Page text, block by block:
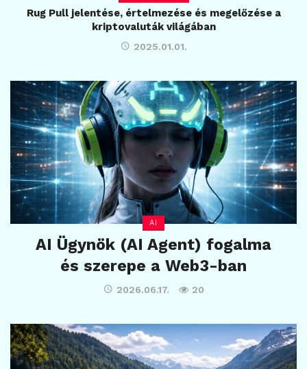
Rug Pull jelentése, értelmezése és megelőzése a
kriptovaluták világában
2025.01.01.
AI
AI Ügynök (AI Agent) fogalma
és szerepe a Web3-ban
2026.06.17. 20